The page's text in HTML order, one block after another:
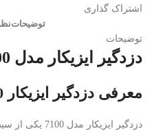
اشتراک گذاری
توضیحات
توضیحات
دزدگیر ایزیکار مدل 7100
معرفی دزدگیر ایزیکار 7100